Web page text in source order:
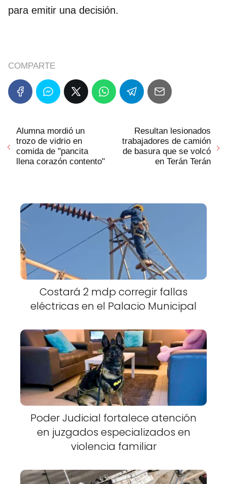
para emitir una decisión.
COMPARTE
Alumna mordió un
trozo de vidrio en
comida de "pancita
llena corazón contento"
Resultan lesionados
trabajadores de camión
de basura que se volcó
en Terán Terán
Costará 2 mdp corregir fallas
eléctricas en el Palacio Municipal
Poder Judicial fortalece atención
en juzgados especializados en
violencia familiar